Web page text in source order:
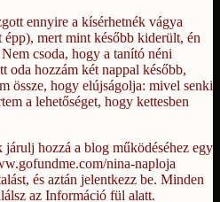
ennyire a kísérhetnék vágya
mert mint később kiderült, én
csoda, hogy a tanító néni
oda hozzám két nappal később,
össze, hogy elújságolja: mivel senki
a lehetőséget, hogy kettesben
hozzá a blog működéséhez egy
nina-naploja
és aztán jelentkezz be. Minden
az Információ fül alatt.